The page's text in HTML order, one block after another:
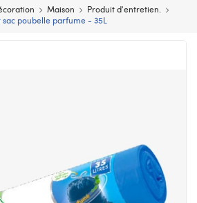
Maison
Produit d'entretien.
sac poubelle parfume - 35L